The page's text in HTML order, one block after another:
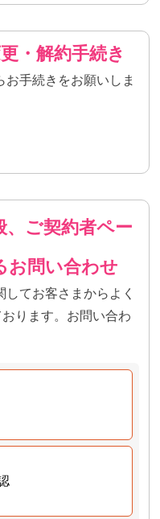
・解約手続き
お手続きをお願いしま
、ご契約者ペー
お問い合わせ
てお客さまからよく
ります。お問い合わ